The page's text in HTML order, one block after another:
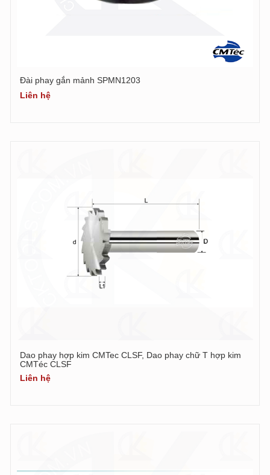
Đài phay gắn mảnh SPMN1203
Liên hệ
Dao phay hợp kim CMTec CLSF, Dao phay chữ T hợp kim
CMTéc CLSF
Liên hệ